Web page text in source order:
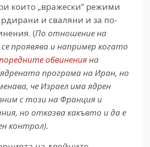
които „вражески” режими
и сваляни и за по-
(По отношение на
проявява и например когато
обвиненияна
програма на Иран, но
че Израел има ядрен
с този на Франция и
но отказва какъвто и да е
контрол).